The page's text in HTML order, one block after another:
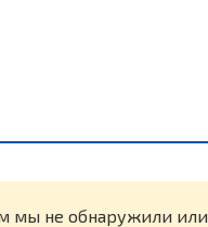
мы не обнаружили или